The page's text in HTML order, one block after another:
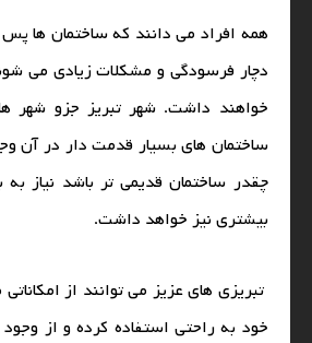
همه افراد می‌ دانند که ساختمان‌ ها
دچار فرسودگی و مشکلات زیادی می
خواهند داشت. شهر تبریز جزو شهر
ساختمان‌ های بسیار قدمت‌ دار در آن
چقدر ساختمان قدیمی‌ تر باشد نیاز به
بیشتری نیز خواهد داشت.
تبریزی‌ های عزیز می‌ توانند از
خود به راحتی استفاده کرده و از وجود